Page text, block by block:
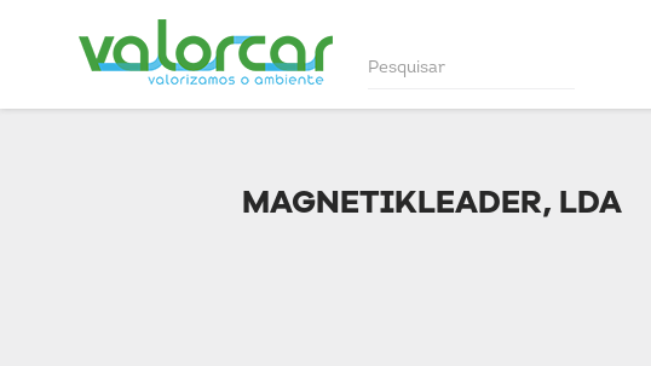
MAGNETIKLEADER, LDA